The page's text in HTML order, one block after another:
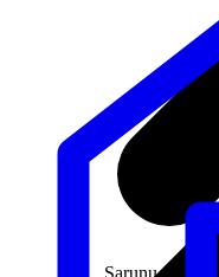
Sarunu